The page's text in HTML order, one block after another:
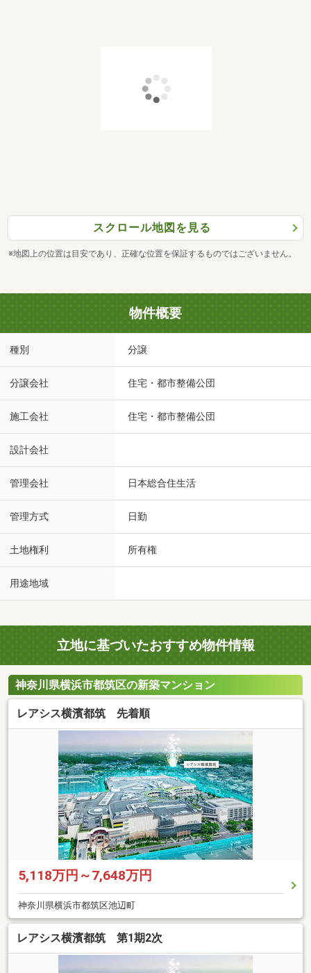
スクロール地図を見る
※地図上の位置は目安であり、正確な位置を保証するものではございません。
物件概要
種別 分譲
分譲会社 住宅・都市整備公団
施工会社 住宅・都市整備公団
設計会社
管理会社 日本総合住生活
管理方式 日勤
土地権利 所有権
用途地域
立地に基づいたおすすめ物件情報
神奈川県横浜市都筑区の新築マンション
レアシス横濱都筑 先着順
5,118万円～7,648万円
神奈川県横浜市都筑区池辺町
レアシス横濱都筑 第1期2次